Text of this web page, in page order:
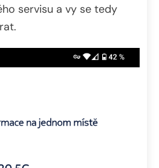
servisu a vy se tedy